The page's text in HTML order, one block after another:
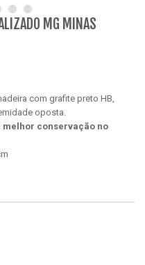
MG MINAS
com grafite preto HB,
oposta.
melhor conservação no